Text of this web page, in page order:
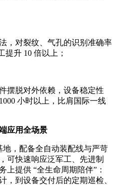
，对裂纹、气孔的识别准确率
提升 10 倍以上；
摆脱对外依赖，设备稳定性
小时以上，比肩国际一线
应用全场景
，配备全自动装配线与严苛
可快速响应泛军工、先进制
上提供 “全生命周期陪伴”：
，到设备交付后的定期巡检、